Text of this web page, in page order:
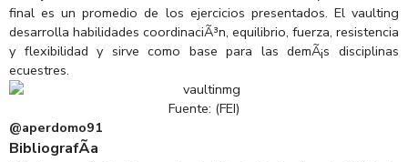
final es un promedio de los ejercicios presentados. El vaulting
desarrolla habilidades coordinaciÃ³n, equilibrio, fuerza, resistencia
y flexibilidad y sirve como base para las demÃ¡s disciplinas
ecuestres.
Fuente: (FEI)
@aperdomo91
BibliografÃ­a